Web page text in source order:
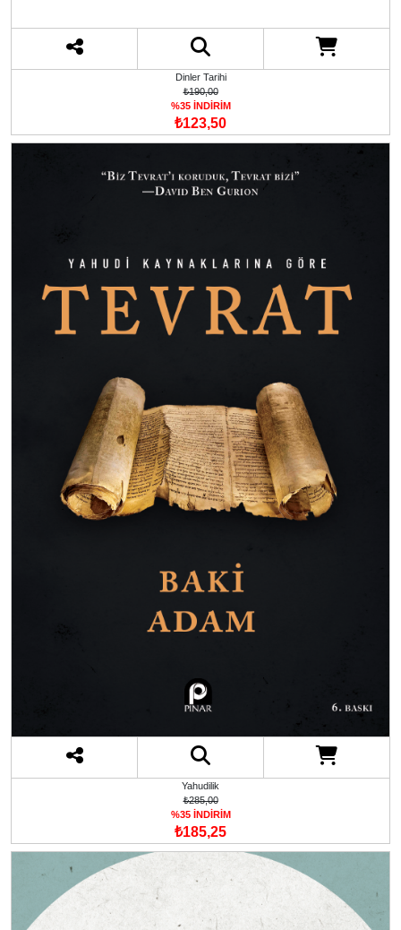
Dinler Tarihi
₺190,00
%35 İNDİRİM
₺123,50
Yahudilik
₺285,00
%35 İNDİRİM
₺185,25